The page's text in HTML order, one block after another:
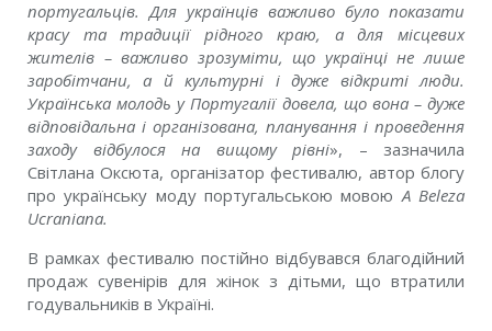
португальців. Для українців важливо було показати
красу та традиції рідного краю, а для місцевих
жителів – важливо зрозуміти, що українці не лише
заробітчани, а й культурні і дуже відкриті люди.
Українська молодь у Португалії довела, що вона – дуже
відповідальна і організована, планування і проведення
заходу відбулося на вищому рівні», – зазначила
Світлана Оксюта, організатор фестивалю, автор блогу
про українську моду португальською мовоюA Beleza
Ucraniana.
В рамках фестивалю постійно відбувався благодійний
продаж сувенірів для жінок з дітьми, що втратили
годувальників в Україні.